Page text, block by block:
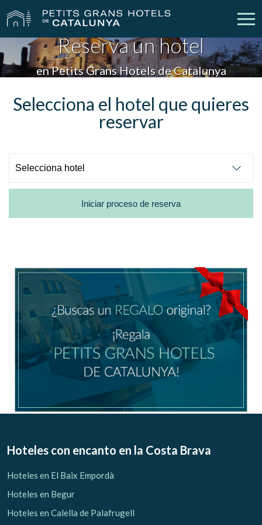
Nuestros Hoteles Escapadas
Bodas Empresas
Cheques Regalo Descubre Catalunya
Ubicación/nombre del hotel
CA ES EN
Reserva un hotel
en Petits Grans Hotels de Catalunya
Selecciona el hotel que quieres
reservar
Iniciar proceso de reserva
Hoteles con encanto en la Costa Brava
Hoteles en El Baix Empordà
Hoteles en Begur
Hoteles en Calella de Palafrugell
Modificar cookies
Si continua navegando, supone la aceptación de la
de configurar su navegador pudiendo, si así lo desea,
deberá tener en cuenta que dicha acción podrá ocasionar